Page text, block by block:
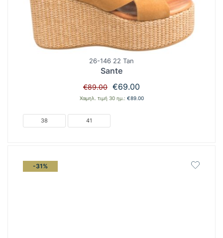
26-146 22 Tan
Sante
€89.00 Original
price
€69.00
τρέχουσα
Χαμηλ. τιμή 30 ημ.: €89.00
38 41
-31%